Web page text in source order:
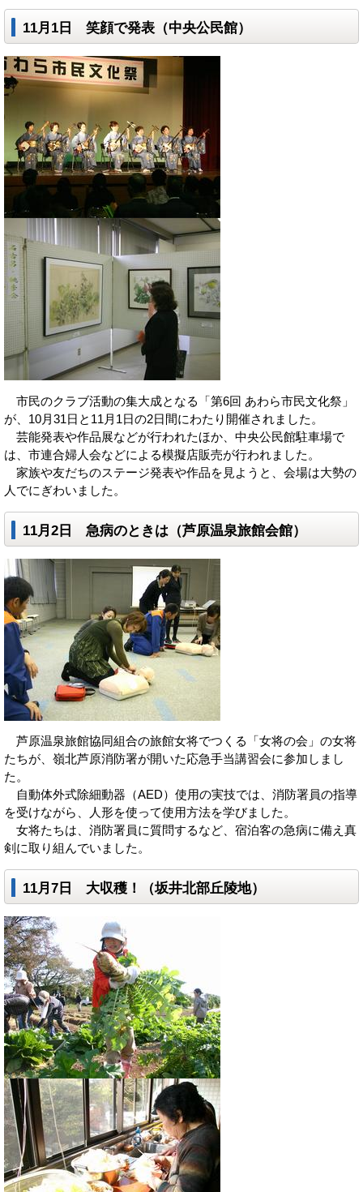
11月1日 笑顔で発表（中央公民館）
市民のクラブ活動の集大成となる「第6回 あわら市民文化祭」
が、10月31日と11月1日の2日間にわたり開催されました。
芸能発表や作品展などが行われたほか、中央公民館駐車場で
は、市連合婦人会などによる模擬店販売が行われました。
家族や友だちのステージ発表や作品を見ようと、会場は大勢の
人でにぎわいました。
11月2日 急病のときは（芦原温泉旅館会館）
芦原温泉旅館協同組合の旅館女将でつくる「女将の会」の女将
たちが、嶺北芦原消防署が開いた応急手当講習会に参加しまし
た。
自動体外式除細動器（AED）使用の実技では、消防署員の指導
を受けながら、人形を使って使用方法を学びました。
女将たちは、消防署員に質問するなど、宿泊客の急病に備え真
剣に取り組んでいました。
11月7日 大収穫！（坂井北部丘陵地）